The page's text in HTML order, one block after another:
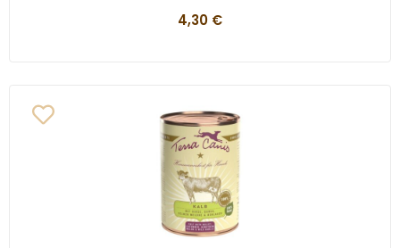
4,30 €